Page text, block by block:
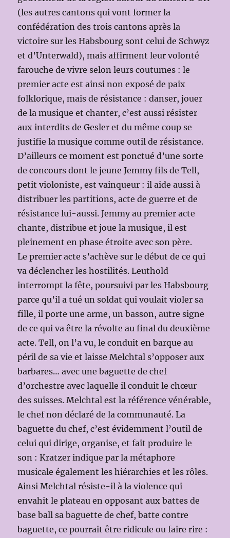
(les autres cantons qui vont former la
confédération des trois cantons après la
victoire sur les Habsbourg sont celui de Schwyz
et d’Unterwald), mais affirment leur volonté
farouche de vivre selon leurs coutumes : le
premier acte est ainsi non exposé de paix
folklorique, mais de résistance : danser, jouer
de la musique et chanter, c’est aussi résister
aux interdits de Gesler et du même coup se
justifie la musique comme outil de résistance.
D’ailleurs ce moment est ponctué d’une sorte
de concours dont le jeune Jemmy fils de Tell,
petit violoniste, est vainqueur : il aide aussi à
distribuer les partitions, acte de guerre et de
résistance lui-aussi. Jemmy au premier acte
chante, distribue et joue la musique, il est
pleinement en phase étroite avec son père.
Le premier acte s’achève sur le début de ce qui
va déclencher les hostilités. Leuthold
interrompt la fête, poursuivi par les Habsbourg
parce qu’il a tué un soldat qui voulait violer sa
fille, il porte une arme, un basson, autre signe
de ce qui va être la révolte au final du deuxième
acte. Tell, on l’a vu, le conduit en barque au
péril de sa vie et laisse Melchtal s’opposer aux
barbares… avec une baguette de chef
d’orchestre avec laquelle il conduit le chœur
des suisses. Melchtal est la référence vénérable,
le chef non déclaré de la communauté. La
baguette du chef, c’est évidemment l’outil de
celui qui dirige, organise, et fait produire le
son : Kratzer indique par la métaphore
musicale également les hiérarchies et les rôles.
Ainsi Melchtal résiste-il à la violence qui
envahit le plateau en opposant aux battes de
base ball sa baguette de chef, batte contre
baguette, ce pourrait être ridicule ou faire rire :